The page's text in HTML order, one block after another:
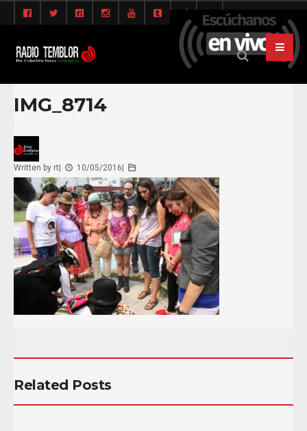
IMG_8714
Written by rt 10/05/2016
Related Posts